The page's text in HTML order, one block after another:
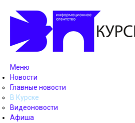
Меню
Новости
Главные новости
В Курске
Видеоновости
Афиша